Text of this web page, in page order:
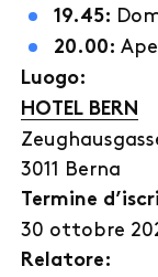
19.45:
20.00:
Luogo:
HOTEL BERN
3011 Berna
Termine
30 ottobre
Relatore: